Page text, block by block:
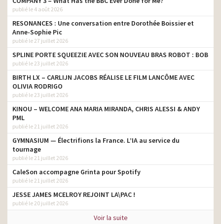
publié le 4 août 2026
RESONANCES : Une conversation entre Dorothée Boissier et
Anne-Sophie Pic
publié le 27 juillet 2026
SPLINE PORTE SQUEEZIE AVEC SON NOUVEAU BRAS ROBOT : BOB
publié le 23 juillet 2026
BIRTH LX – CARLIJN JACOBS RÉALISE LE FILM LANCÔME AVEC
OLIVIA RODRIGO
publié le 23 juillet 2026
KINOU – WELCOME ANA MARIA MIRANDA, CHRIS ALESSI & ANDY
PML
publié le 21 juillet 2026
GYMNASIUM — Électrifions la France. L’IA au service du
tournage
publié le 21 juillet 2026
CaleSon accompagne Grinta pour Spotify
publié le 21 juillet 2026
JESSE JAMES MCELROY REJOINT LA\PAC !
publié le 20 juillet 2026
Voir la suite